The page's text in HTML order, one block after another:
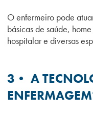
O enfermeiro pode
básicas de saúde,
hospitalar e diversas
3• A